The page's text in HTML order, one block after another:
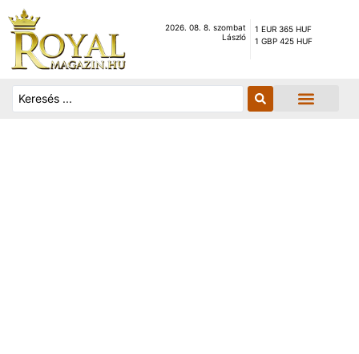
2026. 08. 8. szombat
László
1 EUR 365 HUF
1 GBP 425 HUF